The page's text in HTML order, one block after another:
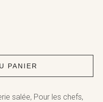
PANIER
salée, Pour les chefs,